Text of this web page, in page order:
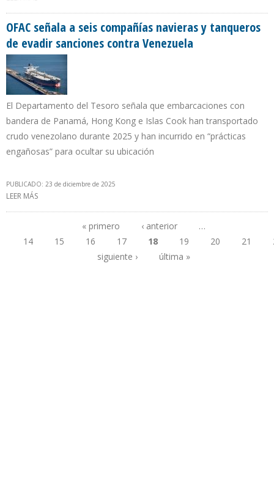
OFAC señala a seis compañías navieras y tanqueros
de evadir sanciones contra Venezuela
El Departamento del Tesoro señala que embarcaciones con
bandera de Panamá, Hong Kong e Islas Cook han transportado
crudo venezolano durante 2025 y han incurrido en “prácticas
engañosas” para ocultar su ubicación
PUBLICADO: 23 de diciembre de 2025
LEER MÁS
Páginas
« primero ‹ anterior
…
14
15 16 17 18 19 20 21
siguiente ›
última »